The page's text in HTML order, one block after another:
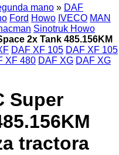
mano » DAF
Ford Howo IVECO MAN
Sinotruk Howo
2x Tank 485.156KM
DAF XF 105 DAF XF 105
XF 480 DAF XG DAF XG
Super
tractora